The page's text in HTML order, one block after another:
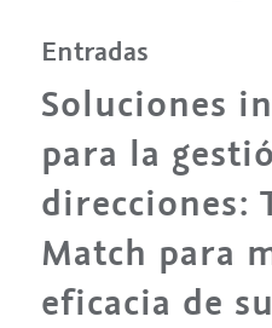
Entradas
Soluciones
para la
direcciones:
Match para
eficacia de